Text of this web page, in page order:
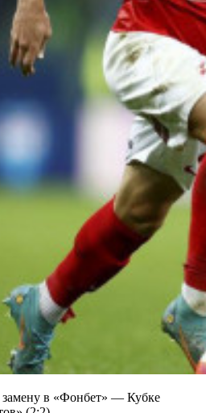
в «Фонбет» — Кубке